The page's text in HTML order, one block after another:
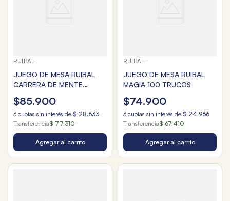
RUIBAL
JUEGO DE MESA RUIBAL
CARRERA DE MENTE
PLATINUM
$85.900
3 cuotas sin interés de $ 28.633
Transferencia$ 77.310
Agregar al carrito
RUIBAL
JUEGO DE MESA RUIBAL
MAGIA 100 TRUCOS
$74.900
3 cuotas sin interés de $ 24.966
Transferencia$ 67.410
Agregar al carrito